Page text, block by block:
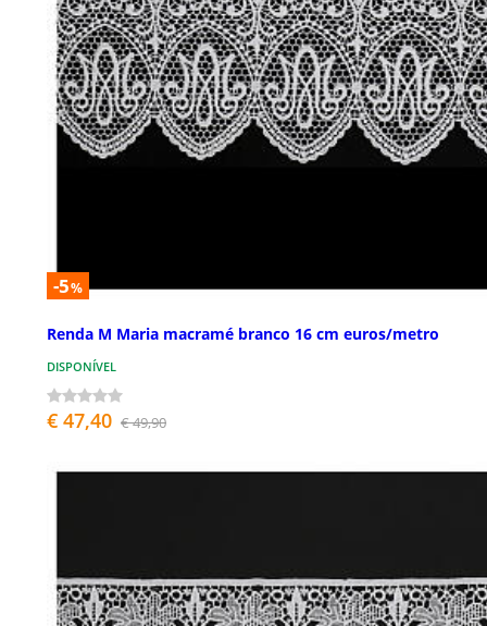
-5%
Renda M Maria macramé branco 16 cm euros/metro
DISPONÍVEL
€ 47,40 € 49,90